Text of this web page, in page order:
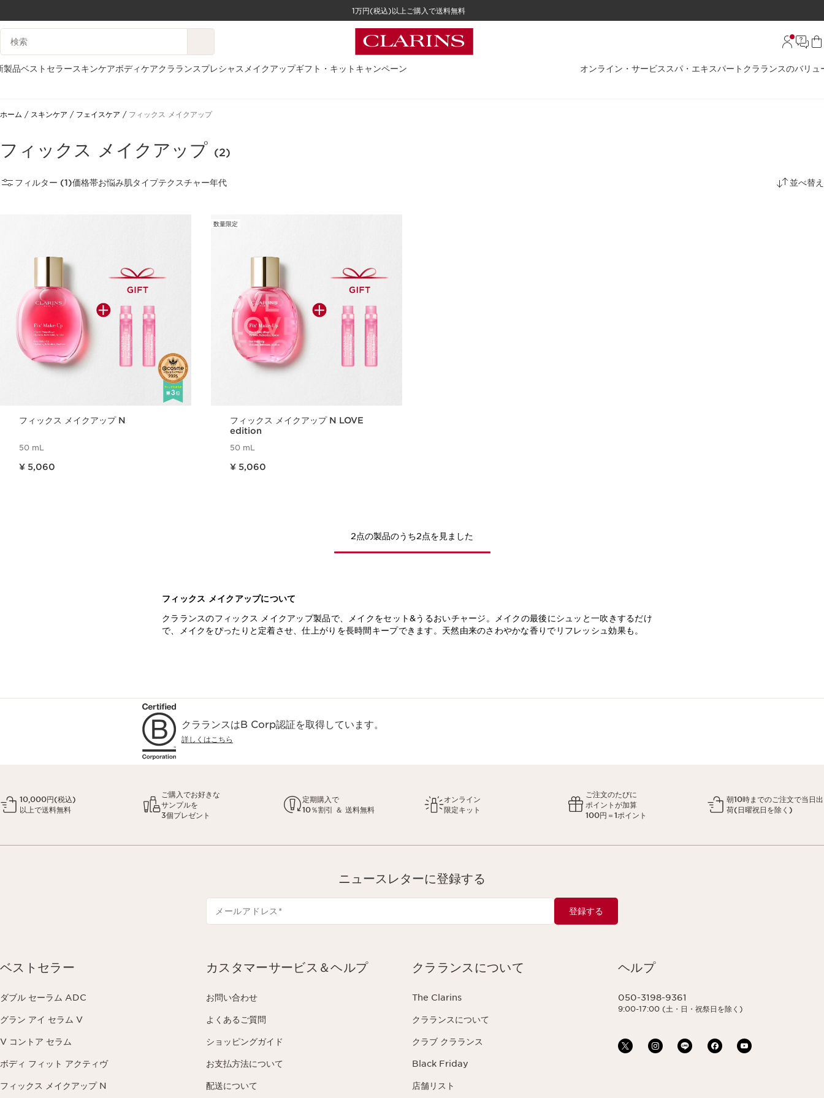
コンテンツへ移動
1万円(税込)以上ご購入で送料無料
検索候補
製品ベストセラースキンケアボディケアクラランスプレシャス メイクアップギフト・キット キャンペーン オンライン・サービス スパ・エキスパート クラランスのバリュ
ホーム スキンケア フェイスケア フィックス メイクアップ
フィックス メイクアップ (2)
フィルター (1)価格帯お悩み肌タイプテクスチャー年代 並べ替え
フィックス メイクアップ N
50 mL
¥ 5,060
数量限定
フィックス メイクアップ N LOVE
edition
50 mL
¥ 5,060
2点の製品のうち2点を見ました
フィックス メイクアップについて
クラランスのフィックス メイクアップ製品で、メイクをセット&うるおいチャージ。メイクの最後にシュッと一吹きするだけ
で、メイクをぴったりと定着させ、仕上がりを長時間キープできます。天然由来のさわやかな香りでリフレッシュ効果も。
クラランスはB Corp認証を取得しています。
詳しくはこちら
10,000円(税込)
以上で送料無料
ご購入でお好きな
サンプルを
3個プレゼント
定期購入で
10％割引 ＆ 送料無料
オンライン
限定キット
ご注文のたびに
ポイントが加算
100円＝1ポイント
朝10時までのご注文で当日出
荷(日曜祝日を除く)
ニュースレターに登録する
メールアドレス * 登録する
ベストセラー
ダブル セーラム ADC
グラン アイ セラム V
V コントア セラム
ボディ フィット アクティヴ
フィックス メイクアップ N
カスタマーサービス＆ヘルプ
お問い合わせ
よくあるご質問
ショッピングガイド
お支払方法について
配送について
クラランスについて
The Clarins
クラランスについて
クラブ クラランス
Black Friday
店舗リスト
ヘルプ
050-3198-9361
9:00-17:00 (土・日・祝祭日を除く)